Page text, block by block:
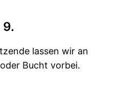
9.
lassen wir an
Bucht vorbei.